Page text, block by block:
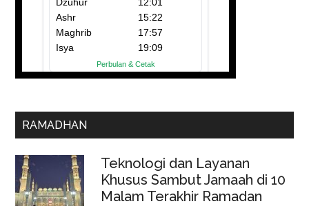
RAMADHAN
Teknologi dan Layanan
Khusus Sambut Jamaah di 10
Malam Terakhir Ramadan